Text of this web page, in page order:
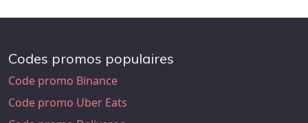
Codes promos populaires
Code promo Binance
Code promo Uber Eats